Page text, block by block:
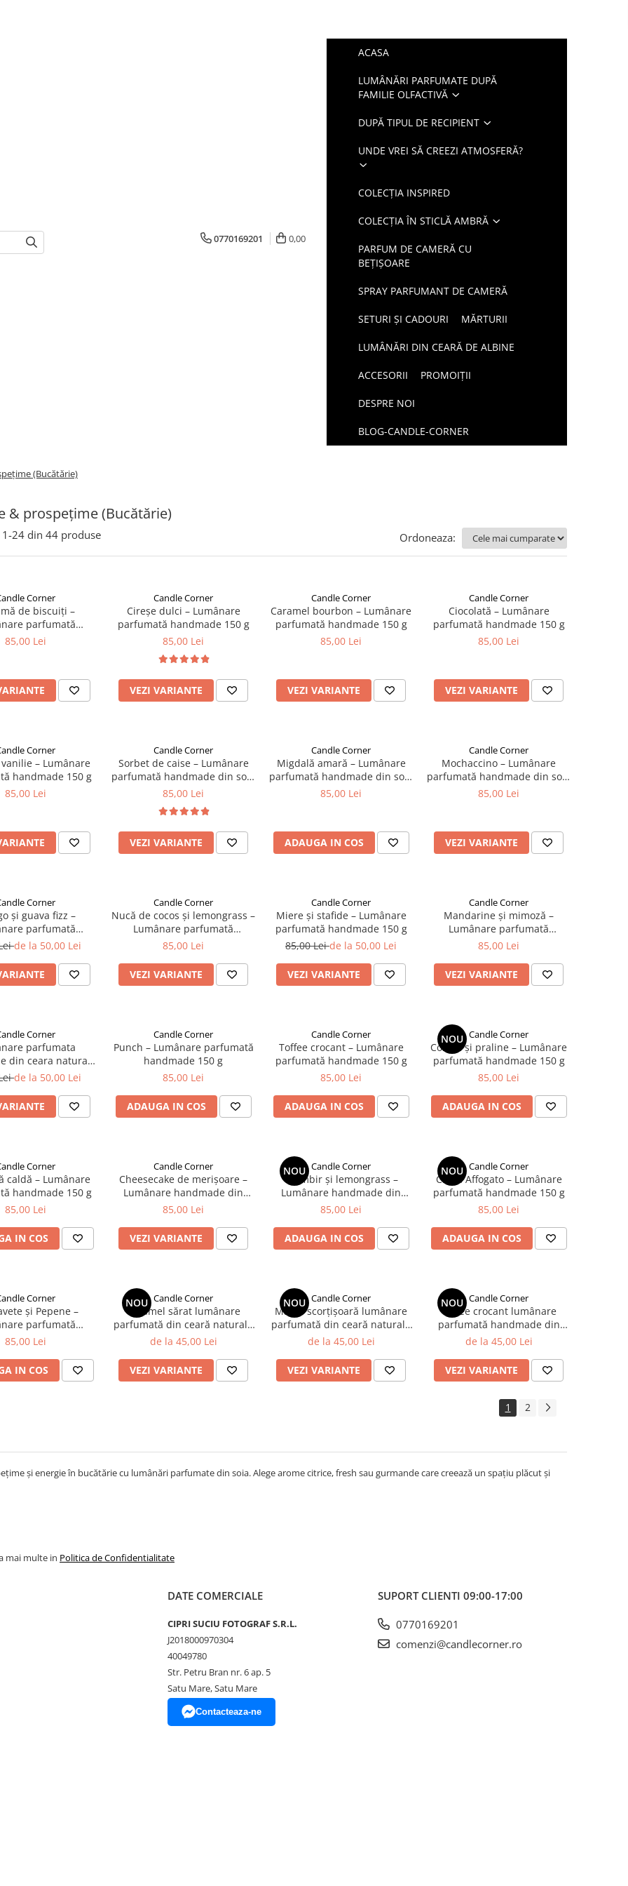
0770169201 0,00
ACASA
LUMÂNĂRI PARFUMATE DUPĂ
FAMILIE OLFACTIVĂ
DUPĂ TIPUL DE RECIPIENT
UNDE VREI SĂ CREEZI ATMOSFERĂ?
COLECȚIA INSPIRED
COLECȚIA ÎN STICLĂ AMBRĂ
PARFUM DE CAMERĂ CU
BEȚIȘOARE
SPRAY PARFUMANT DE CAMERĂ
SETURI ȘI CADOURI MĂRTURII
LUMÂNĂRI DIN CEARĂ DE ALBINE
ACCESORII PROMOIȚII
DESPRE NOI
BLOG-CANDLE-CORNER
(Bucătărie)
& prospețime (Bucătărie)
1-24 din 44 produse Ordoneaza:
Corner
de biscuiți –
parfumată
150 g
85,00 Lei
Candle Corner
Cireșe dulci – Lumânare
parfumată handmade 150 g
85,00 Lei
VEZI VARIANTE
Candle Corner
Caramel bourbon – Lumânare
parfumată handmade 150 g
85,00 Lei
VEZI VARIANTE
Candle Corner
Ciocolată – Lumânare
parfumată handmade 150 g
85,00 Lei
VEZI VARIANTE
Corner
– Lumânare
handmade 150 g
85,00 Lei
Candle Corner
Sorbet de caise – Lumânare
parfumată handmade din soia
150 g
85,00 Lei
VEZI VARIANTE
Candle Corner
Migdală amară – Lumânare
parfumată handmade din soia
150 g
85,00 Lei
ADAUGA IN COS
Candle Corner
Mochaccino – Lumânare
parfumată handmade din soia
150 g
85,00 Lei
VEZI VARIANTE
Corner
și guava fizz –
parfumată
150 g
de la 50,00 Lei
Candle Corner
Nucă de cocos și lemongrass –
Lumânare parfumată
handmade din soia 150 g
85,00 Lei
VEZI VARIANTE
Candle Corner
Miere și stafide – Lumânare
parfumată handmade 150 g
85,00 Leide la 50,00 Lei
VEZI VARIANTE
Candle Corner
Mandarine și mimoză –
Lumânare parfumată
handmade din soia 150 g
85,00 Lei
VEZI VARIANTE
Corner
parfumata
din ceara naturala
100%, aroma de
gri, 150 g - Candle
Corner
de la 50,00 Lei
Candle Corner
Punch – Lumânare parfumată
handmade 150 g
85,00 Lei
ADAUGA IN COS
Candle Corner
Toffee crocant – Lumânare
parfumată handmade 150 g
85,00 Lei
ADAUGA IN COS
NOU Candle Corner
Coniac și praline – Lumânare
parfumată handmade 150 g
85,00 Lei
ADAUGA IN COS
Corner
caldă – Lumânare
handmade 150 g
85,00 Lei
IN COS
Candle Corner
Cheesecake de merișoare –
Lumânare handmade din
ceară naturală de soia 150 g
85,00 Lei
VEZI VARIANTE
NOU Candle Corner
Ghimbir și lemongrass –
Lumânare handmade din
ceară naturală de soia 150 g
85,00 Lei
ADAUGA IN COS
NOU Candle Corner
Cafea Affogato – Lumânare
parfumată handmade 150 g
85,00 Lei
ADAUGA IN COS
Corner
și Pepene –
parfumată
150 g
85,00 Lei
IN COS
NOU Candle Corner
Caramel sărat lumânare
parfumată din ceară naturală
de soia în sticlă ambră
de la 45,00 Lei
VEZI VARIANTE
NOU Candle Corner
Măr și scorțișoară lumânare
parfumată din ceară naturală
de soia în sticlă ambră
de la 45,00 Lei
VEZI VARIANTE
NOU Candle Corner
Toffee crocant lumânare
parfumată handmade din
ceară naturală de soia în
de la 45,00 Lei
VEZI VARIANTE
1 2
și energie în bucătărie cu lumânări parfumate din soia. Alege arome citrice, fresh sau gurmande care creează un spațiu plăcut și
mai multe in Politica de Confidentialitate
DATE COMERCIALE
CIPRI SUCIU FOTOGRAF S.R.L.
J2018000970304
40049780
Str. Petru Bran nr. 6 ap. 5
Satu Mare, Satu Mare
Contacteaza-ne
SUPORT CLIENTI 09:00-17:00
0770169201
comenzi@candlecorner.ro